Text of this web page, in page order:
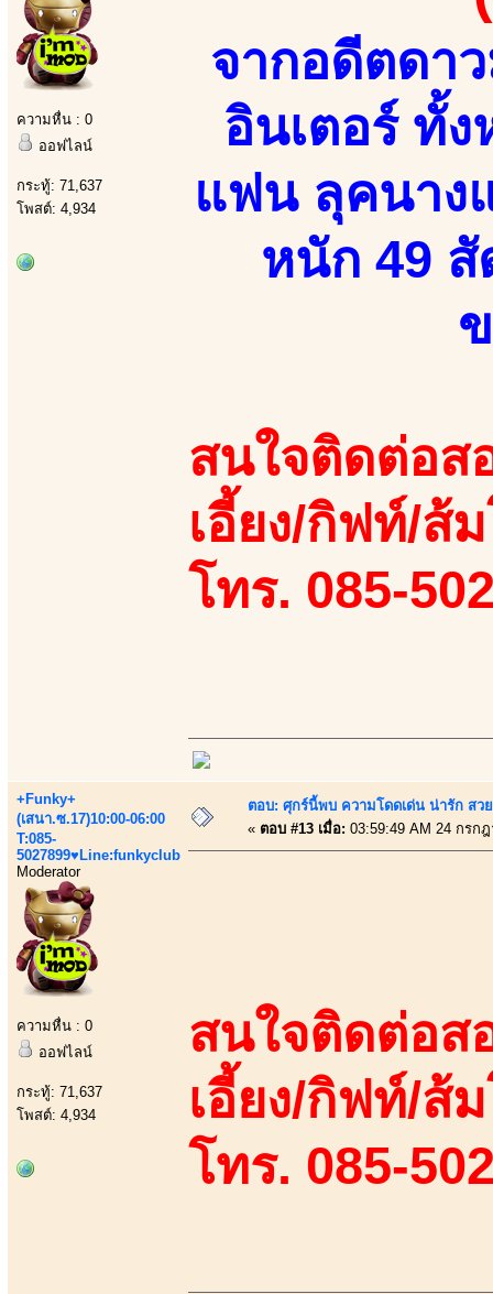
ความหื่น : 0
ออฟไลน์
กระทู้: 71,637
โพสต์: 4,934
จากอดีตดา
อินเตอร์ ทั้
แฟน ลุคนาง
หนัก 49 สั
สนใจติดต่อส
เอี้ยง/กิฟท์/ส้
โทร. 085-
+Funky+
(เสนา.ซ.17)10:00-06:00
T:085-
5027899♥Line:funkyclub
Moderator
ความหื่น : 0
ออฟไลน์
กระทู้: 71,637
โพสต์: 4,934
ตอบ: ศุกร์นี้พบ ความโดดเด่น น่ารัก สว
« ตอบ #13 เมื่อ: 03:59:49 AM 24 กรก
สนใจติดต่อส
เอี้ยง/กิฟท์/ส้
โทร. 085-